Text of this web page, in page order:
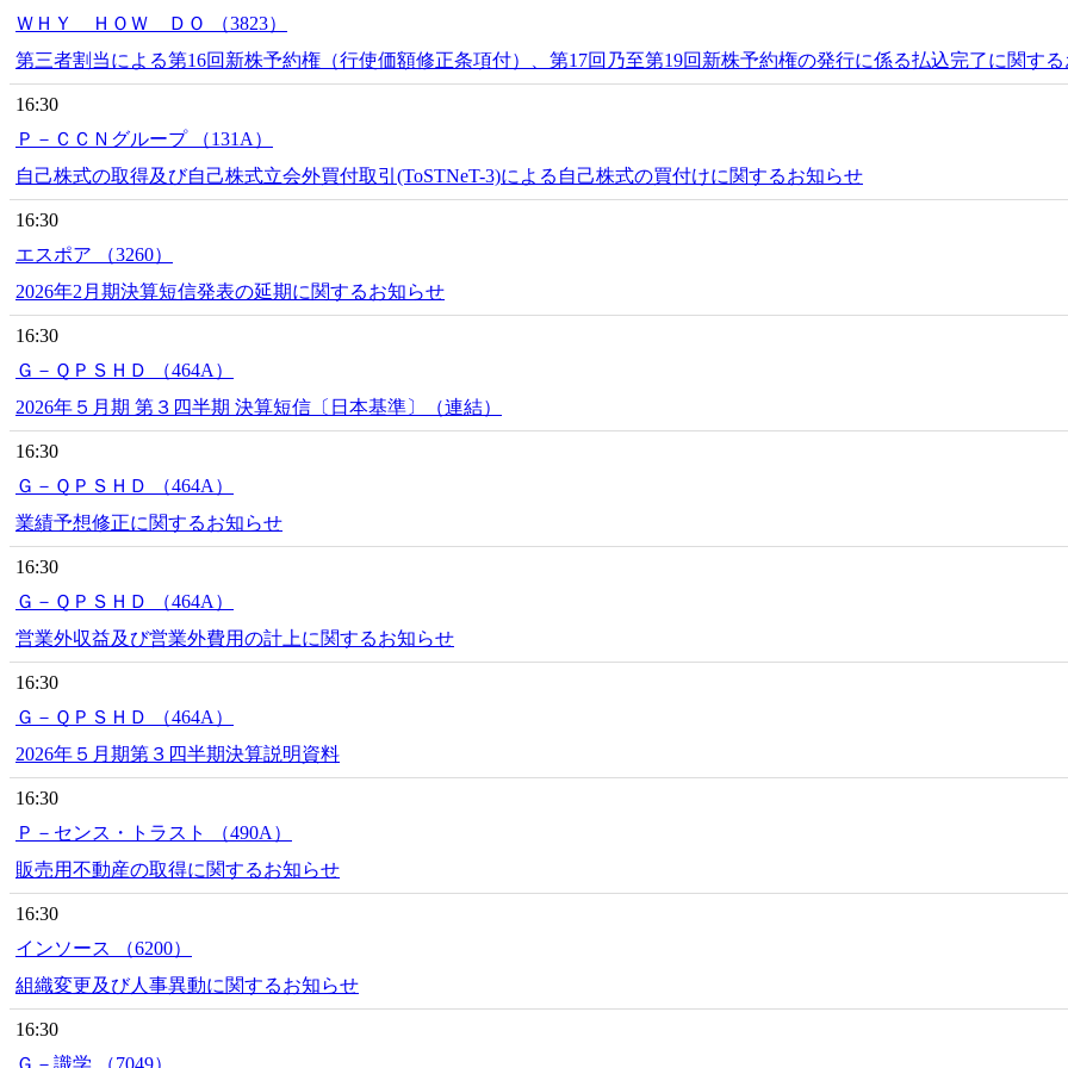
ＷＨＹ ＨＯＷ ＤＯ （3823）
第三者割当による第16回新株予約権（行使価額修正条項付）、第17回乃至第19回新株予約権の発行に係る払込完了に関す
16:30
Ｐ－ＣＣＮグループ （131A）
自己株式の取得及び自己株式立会外買付取引(ToSTNeT-3)による自己株式の買付けに関するお知らせ
16:30
エスポア （3260）
2026年2月期決算短信発表の延期に関するお知らせ
16:30
Ｇ－ＱＰＳＨＤ （464A）
2026年５月期 第３四半期 決算短信〔日本基準〕（連結）
16:30
Ｇ－ＱＰＳＨＤ （464A）
業績予想修正に関するお知らせ
16:30
Ｇ－ＱＰＳＨＤ （464A）
営業外収益及び営業外費用の計上に関するお知らせ
16:30
Ｇ－ＱＰＳＨＤ （464A）
2026年５月期第３四半期決算説明資料
16:30
Ｐ－センス・トラスト （490A）
販売用不動産の取得に関するお知らせ
16:30
インソース （6200）
組織変更及び人事異動に関するお知らせ
16:30
Ｇ－識学 （7049）